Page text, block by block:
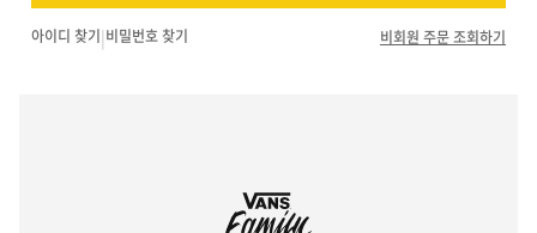
아이디 찾기|비밀번호 찾기 비회원 주문 조회하기